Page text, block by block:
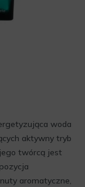
woda
aktywny tryb
twórcą jest
aromatyczne,